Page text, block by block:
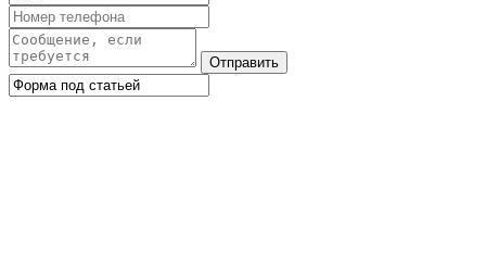
Отправить